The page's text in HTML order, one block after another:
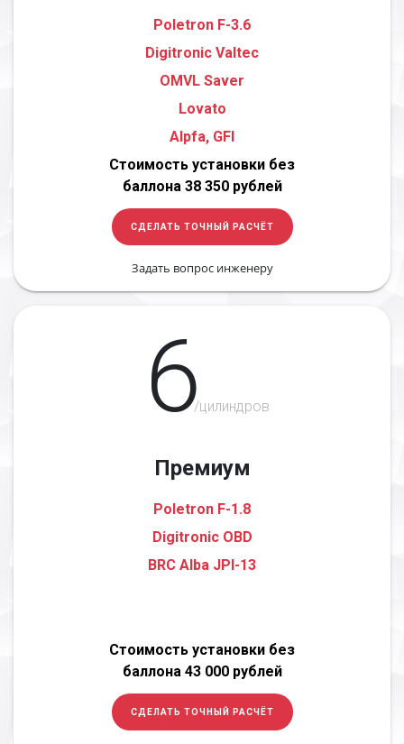
Poletron F-3.6
Digitronic Valtec
OMVL Saver
Lovato
Alpfa, GFI
Стоимость установки без
баллона 38 350 рублей
СДЕЛАТЬ ТОЧНЫЙ РАСЧЁТ
Задать вопрос инженеру
6/цилиндров
Премиум
Poletron F-1.8
Digitronic OBD
BRC Alba JPI-13
Стоимость установки без
баллона 43 000 рублей
СДЕЛАТЬ ТОЧНЫЙ РАСЧЁТ